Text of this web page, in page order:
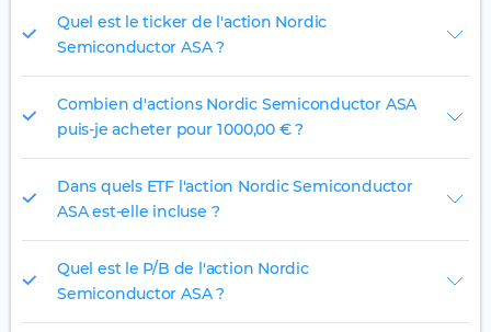
Quel est le ticker de l'action Nordic
Semiconductor ASA ?
Combien d'actions Nordic Semiconductor ASA
puis-je acheter pour 1 000,00 € ?
Dans quels ETF l'action Nordic Semiconductor
ASA est-elle incluse ?
Quel est le P/B de l'action Nordic
Semiconductor ASA ?